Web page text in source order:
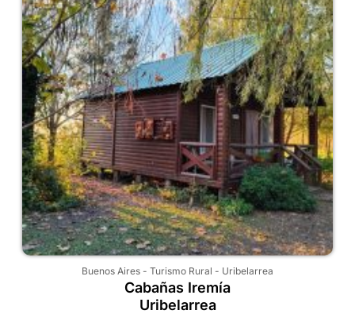
Buenos Aires - Turismo Rural - Uribelarrea
Cabañas Iremía
Uribelarrea